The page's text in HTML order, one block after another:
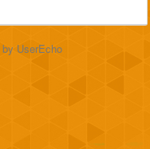
by UserEcho